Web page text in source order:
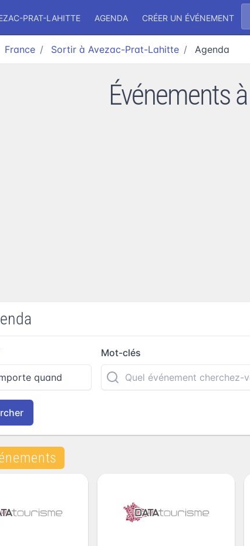
PRAT-LAHITTE AGENDA CRÉER UN ÉVÉNEMENT
France Sortir à Avezac-Prat-Lahitte Agenda
Événements
Mot-clés